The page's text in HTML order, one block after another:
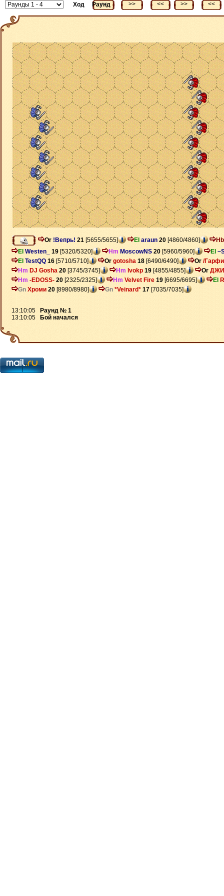
<< >> <<
Ход >> <<
Раунд
Or !Вепрь! 21 [5655/5655] El araun 20 [4860/4860]
Hb
El Westen_ 19 [5320/5320] Hm MoscowNS 20 [5960/5960] El
El TestQQ 16 [5710/5710] Or gotosha 18 [6490/6490] Or /
Hm DJ Gosha 20 [3745/3745] Hm lvokp 19 [4855/4855] Or
Hm -EDOSS- 20 [2325/2325] Hm Velvet Fire 19 [6695/6695] El
Gn Хроми 20 [8980/8980] Gn *Veinard* 17 [7035/7035]
13:10:05
Раунд № 1
13:10:05
Бой начался